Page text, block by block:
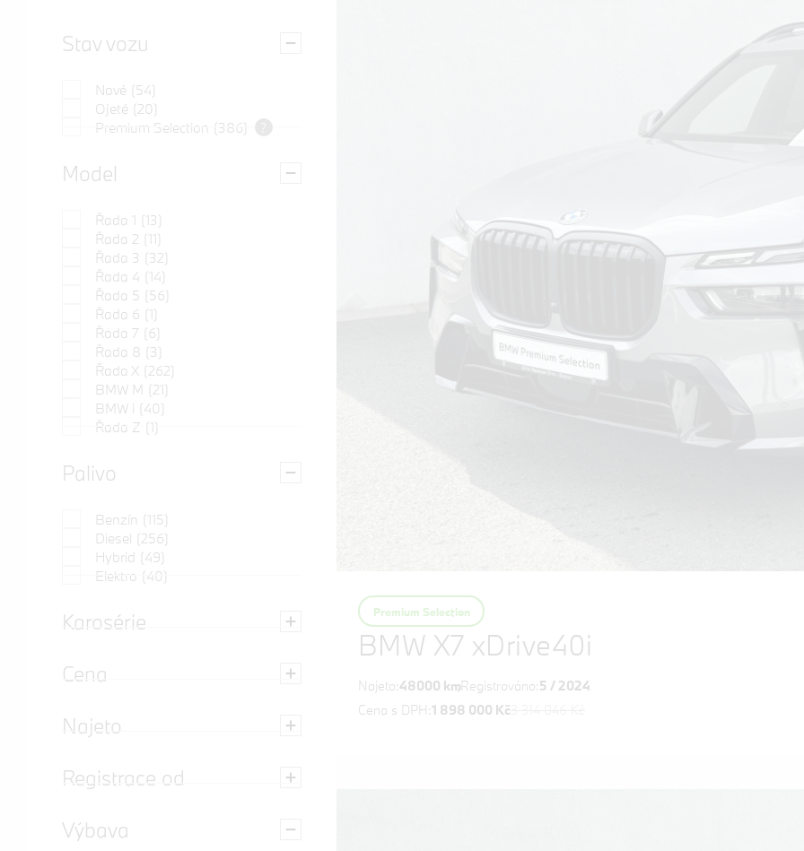
Stav vozu
Nové (54)
Ojeté (20)
Premium Selection (386)
Model
Řada 1
(13)
Řada 2 (11)
Řada 3 (32)
Řada 4 (14)
Řada 5 (56)
Řada 6 (1)
Řada 7 (6)
Řada 8 (3)
Řada X (262)
BMW M (21)
BMW i (40)
Řada Z (1)
Palivo
Benzín (115)
Diesel (256)
Hybrid (49)
Elektro (40)
Karosérie
Cena
Najeto
Registrace od
Výbava
BMW X7 xDrive40i
Premium Selection
Najeto:48000 kmRegistrováno:5 / 2024
Cena s DPH:1 898 000 Kč